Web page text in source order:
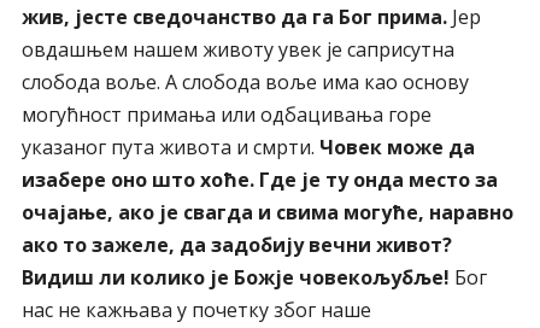
жив, јесте сведочанство да га Бог прима.Јер
овдашњем нашем животу увек је саприсутна
слобода воље. А слобода воље има као основу
могућност примања или одбацивања горе
указаног пута живота и смрти. Човек може да
изабере оно што хоће. Где је ту онда место за
очајање, ако је свагда и свима могуће, наравно
ако то зажеле, да задобију вечни живот?
Видиш ли колико је Божје човекољубље! Бог
нас не кажњава у почетку због наше